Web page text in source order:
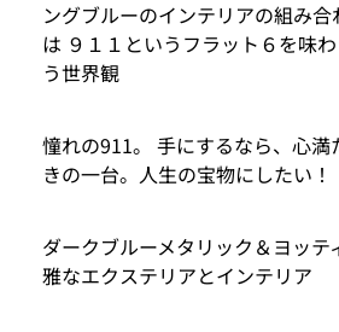
ングブルーのインテリアの組み
は ９１１というフラット６を味
う世界観
憧れの911。 手にするなら、心満
きの一台。人生の宝物にしたい！
ダークブルーメタリック＆ヨッ
雅なエクステリアとインテリア